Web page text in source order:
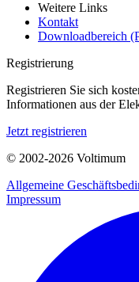
Weitere Links
Kontakt
Downloadbereich
Registrierung
Registrieren Sie sich
Informationen aus der
Jetzt registrieren
© 2002-2026 Voltimum
Allgemeine
Impressum